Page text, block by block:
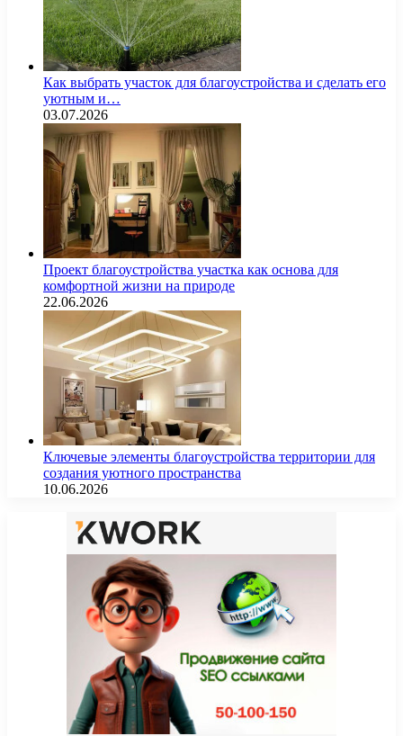
Как выбрать участок для благоустройства и сделать его
уютным и…
03.07.2026
Проект благоустройства участка как основа для
комфортной жизни на природе
22.06.2026
Ключевые элементы благоустройства территории для
создания уютного пространства
10.06.2026